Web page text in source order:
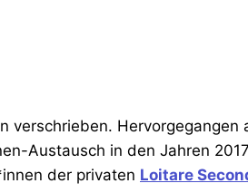
verschrieben. Hervorgegangen
Austausch in den Jahren
der privaten Loitare